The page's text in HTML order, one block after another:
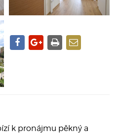
k pronájmu pěkný a